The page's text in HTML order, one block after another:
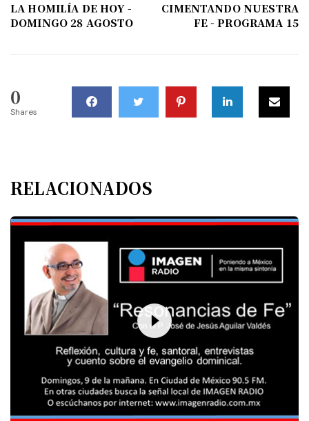
LA HOMILÍA DE HOY -
DOMINGO 28 AGOSTO
CIMENTANDO NUESTRA
FE - PROGRAMA 15
0
Shares
RELACIONADOS